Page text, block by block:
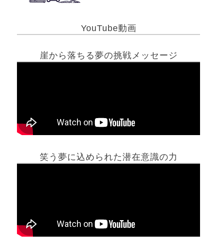
YouTube動画
崖から落ちる夢の挑戦メッセージ
笑う夢に込められた潜在意識の力